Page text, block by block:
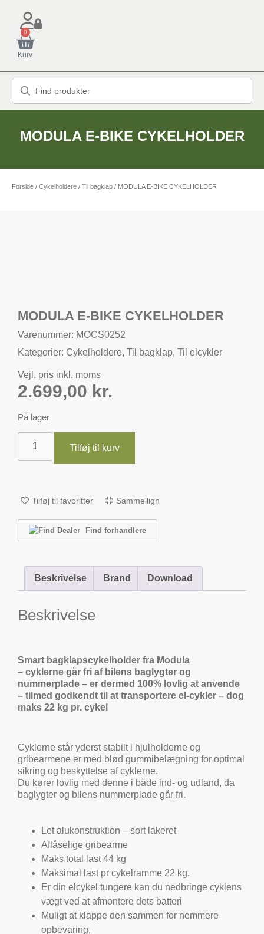
0
Kurv
MODULA E-BIKE CYKELHOLDER
Forside / Cykelholdere / Til bagklap / MODULA E-BIKE CYKELHOLDER
MODULA E-BIKE CYKELHOLDER
Varenummer: MOCS0252
Kategorier: Cykelholdere, Til bagklap, Til elcykler
Vejl. pris inkl. moms
2.699,00 kr.
På lager
Tilføj til kurv
Tilføj til favoritter Sammellign
Find forhandlere
Beskrivelse Brand Download
Beskrivelse
Smart bagklapscykelholder fra Modula
– cyklerne går fri af bilens baglygter og
nummerplade – er dermed 100% lovlig at anvende
– tilmed godkendt til at transportere el-cykler – dog
maks 22 kg pr. cykel
Cyklerne står yderst stabilt i hjulholderne og
gribearmene er med blød gummibelægning for optimal
sikring og beskyttelse af cyklerne.
Du kører lovlig med denne i både ind- og udland, da
baglygter og bilens nummerplade går fri.
Let alukonstruktion – sort lakeret
Aflåselige gribearme
Maks total last 44 kg
Maksimal last pr cykelramme 22 kg.
Er din elcykel tungere kan du nedbringe cyklens
vægt ved at afmontere dets batteri
Muligt at klappe den sammen for nemmere
opbevaring,